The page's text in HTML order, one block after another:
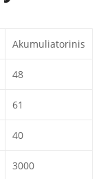
Akumuliatorinis
48
61
40
3000